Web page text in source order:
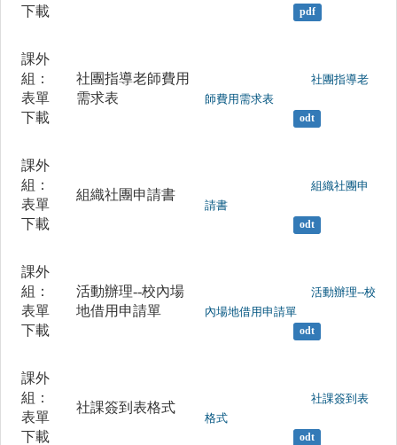
下載
pdf
課外
組：
表單
下載
社團指導老師費用
需求表
師費用需求表
odt
課外
組：
表單
下載
組織社團申請書
請書
odt
課外
組：
表單
下載
活動辦理--校內場
地借用申請單
內場地借用申請單
odt
課外
組：
表單
下載
社課簽到表格式
格式
odt